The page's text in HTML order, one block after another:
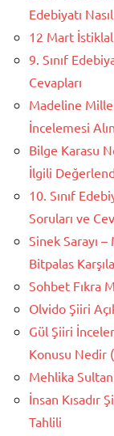
Edebiyatı
12 Mart İstiklal
9. Sınıf
Cevapları
Madeline
İncelemesi
Bilge Karasu
İlgili
10. Sınıf
Soruları ve
Sinek Sarayı
Bitpalas
Sohbet Fıkra
Olvido Şiiri
Gül Şiiri
Konusu Nedir
Mehlika
İnsan Kısadır
Tahlili